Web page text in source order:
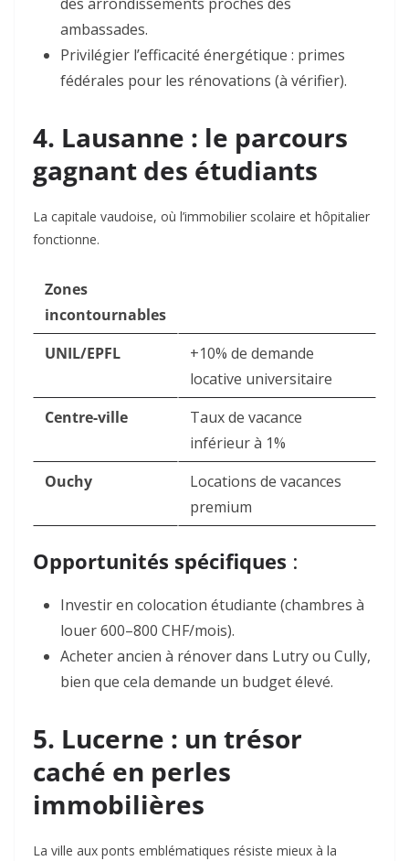
ambassades.
Privilégier l’efficacité énergétique : primes
fédérales pour les rénovations (à vérifier).
4. Lausanne : le parcours
gagnant des étudiants
La capitale vaudoise, où l’immobilier scolaire et hôpitalier
fonctionne.
Zones
incontournables
UNIL/EPFL
+10% de demande
locative universitaire
Centre-ville
Taux de vacance
inférieur à 1%
Ouchy
Locations de vacances
premium
Opportunités spécifiques :
Investir en colocation étudiante (chambres à
louer 600–800 CHF/mois).
Acheter ancien à rénoverdans Lutryou Cully,
bien que cela demande un budget élevé.
5. Lucerne : un trésor
caché en perles
immobilières
La ville aux ponts emblématiques résiste mieux à la